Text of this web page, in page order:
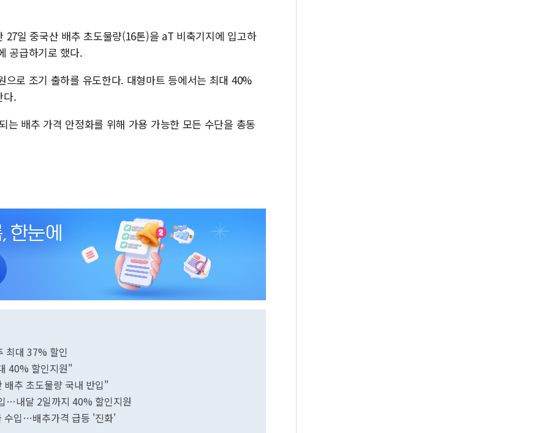
일 중국산 배추 초도물량(16톤)을 aT 비축기지에 입고하
공급하기로 했다.
으로 조기 출하를 유도한다. 대형마트 등에서는 최대 40%
다.
는 배추 가격 안정화를 위해 가용 가능한 모든 수단을 총동
최대 37% 할인
40% 할인지원"
추 초도물량 국내 반입"
…내달 2일까지 40% 할인지원
수입…배추가격 급등 '진화'